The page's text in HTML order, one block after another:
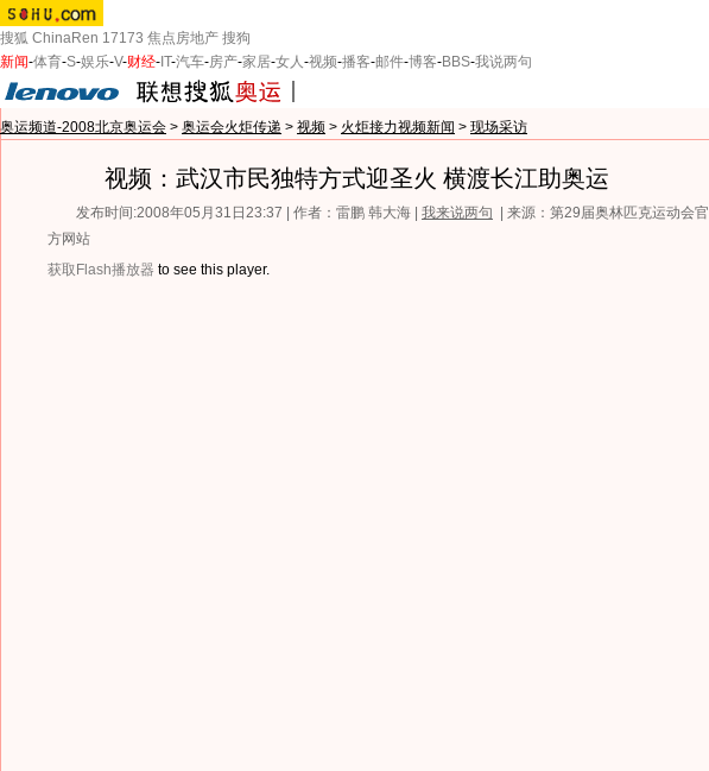
搜狐 ChinaRen 17173 焦点房地产 搜狗
新闻-体育-S-娱乐-V-财经- IT-汽车-房产-家居-女人-视频-播客-邮件-博客-BBS-我说两句
奥运频道-2008北京奥运会 > 奥运会火炬传递 > 视频 > 火炬接力视频新闻 > 现场采访
视频：武汉市民独特方式迎圣火 横渡长江助奥运
发布时间:2008年05月31日23:37 | 作者：雷鹏 韩大海 | 我来说两句
| 来源：第29届奥林匹克运动会官
方网站
获取Flash播放器 to see this player.